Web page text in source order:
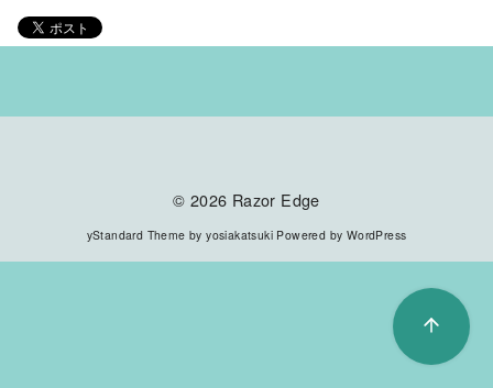
© 2026 Razor Edge
yStandard Theme byyosiakatsuki Powered by WordPress